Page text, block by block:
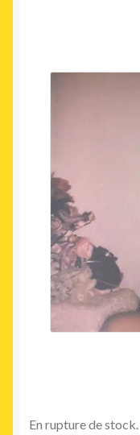
En rupture de stock.